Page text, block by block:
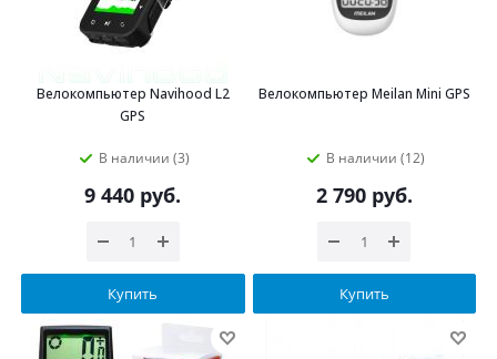
Велокомпьютер Navihood L2
GPS
В наличии (3)
9 440 руб.
Купить
Велокомпьютер Meilan Mini GPS
В наличии (12)
2 790руб.
Купить